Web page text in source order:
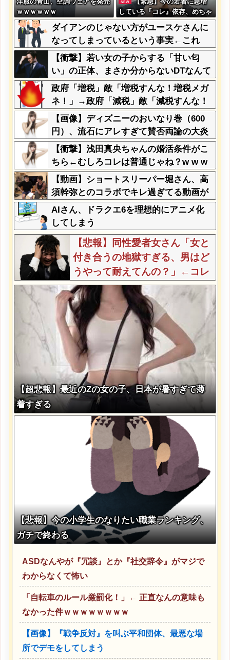
ｗｗｗｗｗｗ
NEW
している『コレ』依存、めちゃ
くちゃ深刻な模様w w w w w w
w w w w
ダイアンのじゃない方がユースケさんに
なってしまっているという事実←これ
【衝撃】若い女の子からする「甘い匂
い」の正体、まさか分からないDTなんて
おらんよな？よな？w w w w w w w w w
w w
政府「増税」敵「増税すんな！増税メガ
ネ！」→政府「減税」敵「減税すんな！
社会保障どうなる！」
【画像】ディズニーのおいなり巻（600
円）、流石にアレすぎて賛否両論の大炎
上をしてしまうw w w w w w w
【衝撃】浅田真央ちゃんの婚活条件がこ
ちら←むしろコレは普通じゃね？w w w
w w w w w
【動画】ショートスリーパー堀さん、高
須幹弥とのコラボでキレ過ぎてる動画が
ヤバいｗｗｗｗｗ
AIさん、ドラクエ6を理想的にアニメ化
してしまう
【悲報】同性愛者女さん「女と
付き合うの地獄すぎる、男はど
うやって耐えてんの？」←コレ
は同意せざるおえないと話題に
【超悲報】最近のZの女の子、日本が暑すぎて薄
着すぎる
【悲報】今の小学生のなりたい職業ランキング、
ガチで終わる
ASDなんやが『冗談』とか『社交辞令』がマジで
わからなくて怖い
「自転車のルール厳罰化！」← 正直なんの意味も
なかった件ｗｗｗｗｗｗｗｗ
【画像】『戦争反対』を叫ぶ平和団体、最悪な場
所でデモをしてしまう